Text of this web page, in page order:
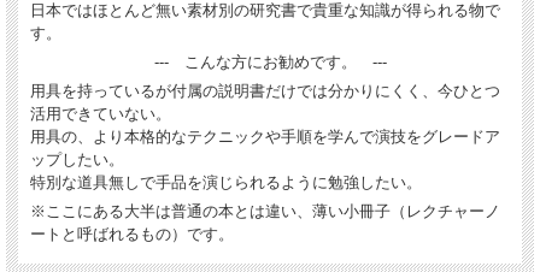
日本ではほとんど無い素材別の研究書で貴重な知識が得られる物で
す。
--- こんな方にお勧めです。 ---
用具を持っているが付属の説明書だけでは分かりにくく、今ひとつ
活用できていない。
用具の、より本格的なテクニックや手順を学んで演技をグレードア
ップしたい。
特別な道具無しで手品を演じられるように勉強したい。
※ここにある大半は普通の本とは違い、薄い小冊子（レクチャーノ
ートと呼ばれるもの）です。